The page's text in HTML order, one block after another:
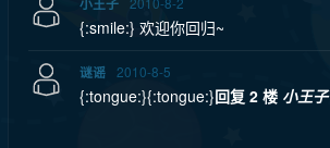
{:smile:} 欢迎你回归~
谜谣 2010-8-5
{:tongue:}{:tongue:}回复 2 楼 小王子